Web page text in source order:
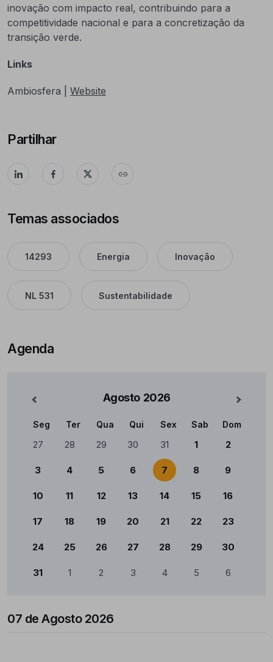
inovação com impacto real, contribuindo para a
competitividade nacional e para a concretização da
transição verde.
Links
Ambiosfera | Website
Partilhar
Temas associados
14293 Energia Inovação
NL 531 Sustentabilidade
Agenda
Agosto 2026 Mês
Calendário
Seg Ter Qua Qui Sex Sab Dom
27 28 29 30 31 1 2
3 4 5 6 7 8 9
10 11 12 13 14 15 16
17 18 19 20 21 22 23
24 25 26 27 28 29 30
31 1 2 3 4 5 6
07 de Agosto 2026